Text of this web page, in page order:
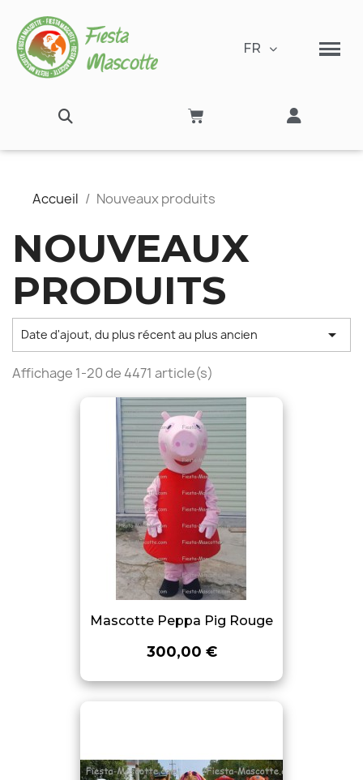
FR
Accueil Nouveaux produits
NOUVEAUX
PRODUITS
Date d'ajout, du plus récent au plus ancien 
Affichage 1-20 de 4471 article(s)
Mascotte Peppa Pig Rouge
300,00 €